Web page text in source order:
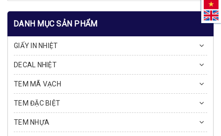
DANH MỤC SẢN PHẨM
GIẤY IN NHIỆT
DECAL NHIỆT
TEM MÃ VẠCH
TEM ĐẶC BIỆT
TEM NHỰA